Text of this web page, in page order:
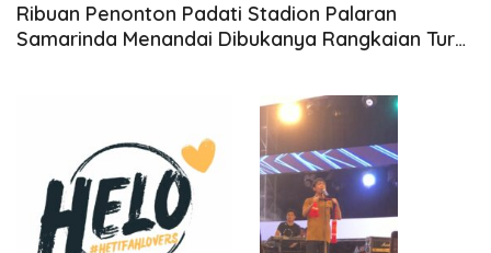
Ribuan Penonton Padati Stadion Palaran
Samarinda Menandai Dibukanya Rangkaian Tur